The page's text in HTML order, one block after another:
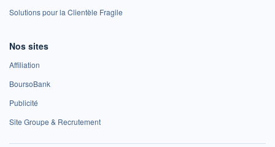
Solutions pour la Clientèle Fragile
Nos sites
Affiliation
BoursoBank
Publicité
Site Groupe & Recrutement